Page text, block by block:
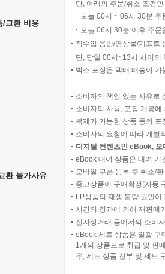
/교환 비용
단, 아래의 주문/취소 조건
오늘 00시 ~ 06시 30분
오늘 06시 30분 이후 주
직수입 음반/영상물/기프트
단, 당일 00시~13시 사이의
박스 포장은 택배 배송이
환 불가사유
소비자의 책임 있는 사유로
소비자의 사용, 포장 개봉
복제가 가능한 상품 등의
소비자의 요청에 따라 개별
디지털 컨텐츠인 eBook,
eBook 대여 상품은 대여 기
모바일 쿠폰 등록 후 취소/
중고상품이 구매확정(자동
LP상품의 재생 불량 원인
시간의 경과에 의해 재판매
전자상거래 등에서의 소비
eBook 세트 상품은 일괄 구
1개의 상품으로 취급 및 판
우, 세트 상품 전부 및 세트